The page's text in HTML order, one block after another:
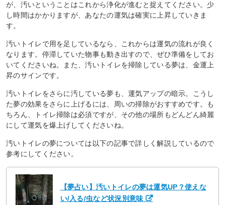
が、汚いということはこれから浄化が進むと捉えてください。少
し時間はかかりますが、あなたの運気は確実に上昇していきま
す。
汚いトイレで用を足しているなら、これからは運気の流れが良く
なります。停滞していた物事も動き出すので、ぜひ準備をしてお
いてくださいね。また、汚いトイレを掃除している夢は、金運上
昇のサインです。
汚いトイレをさらに汚している夢も、運気アップの暗示。こうし
た夢の効果をさらに上げるには、周いの掃除がおすすめです。も
ちろん、トイレ掃除は必須ですが、その他の場所もどんどん綺麗
にして運気を爆上げしてくださいね。
汚いトイレの夢については以下の記事で詳しく解説しているので
参考にしてください。
【夢占い】汚いトイレの夢は運気UP？使えな
い/入る/虫など状況別意味